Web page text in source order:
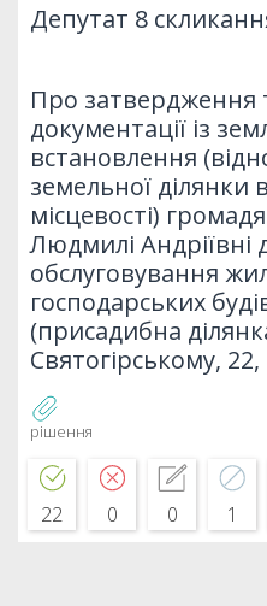
Депутат 8
Про затвердження
документації із
встановлення
земельної ділянки
місцевості)
Людмилі Андріївні
обслуговування
господарських
(присадибна
Святогірському,
рішення
22 0 0 1